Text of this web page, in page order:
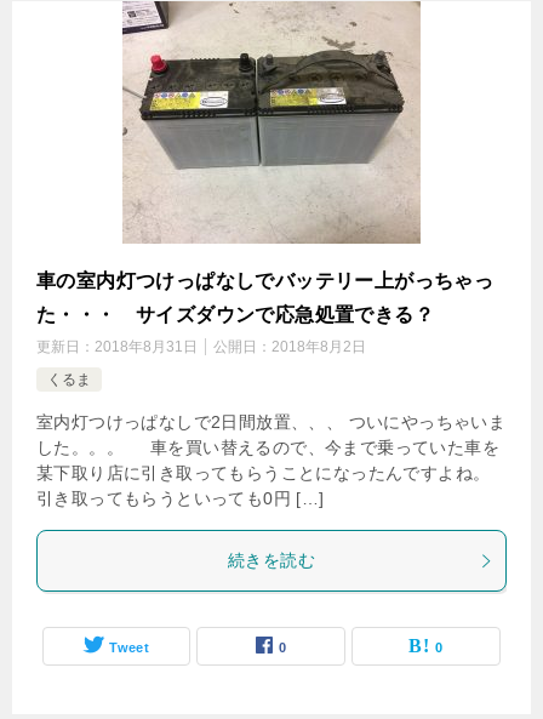
車の室内灯つけっぱなしでバッテリー上がっちゃっ
た・・・ サイズダウンで応急処置できる？
更新日： 2018年8月31日 公開日： 2018年8月2日
くるま
室内灯つけっぱなしで2日間放置、、、 ついにやっちゃいま
した。。。 車を買い替えるので、今まで乗っていた車を
某下取り店に引き取ってもらうことになったんですよね。
引き取ってもらうといっても0円 […]
続きを読む
Tweet 0 0